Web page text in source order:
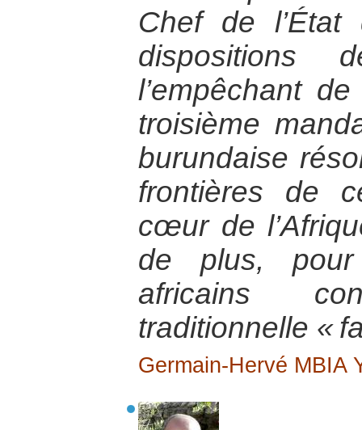
Chef de
dispositions
l’empêchant
troisième
burundaise
frontières de
cœur de
de plus,
africains
traditionnelle «
Germain-Hervé MBIA